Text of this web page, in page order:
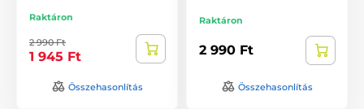
Raktáron
2 990 Ft
1 945 Ft
Összehasonlítás
Raktáron
2 990 Ft
Összehasonlítás